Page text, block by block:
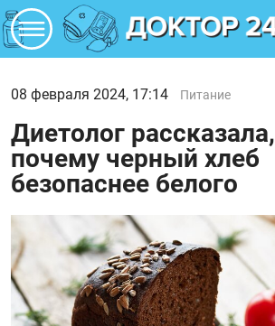
08 февраля 2024, 17:14 Питание
Диетолог рассказала,
почему черный хлеб
безопаснее белого